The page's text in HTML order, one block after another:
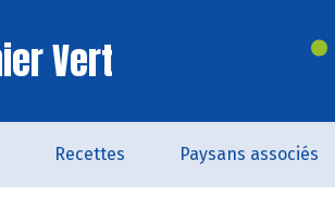
Vert
Recettes Paysans associés